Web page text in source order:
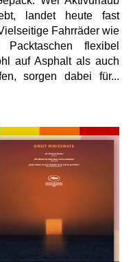
landet heute fast
Fahrräder wie
flexibel
auf Asphalt als auch
sorgen dabei für...